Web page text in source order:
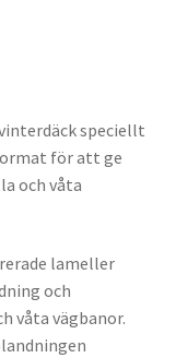
speciellt
för att ge
och våta
lameller
och
våta vägbanor.